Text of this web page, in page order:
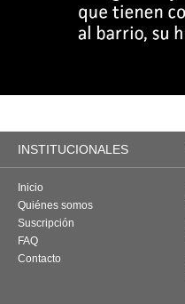
INSTITUCIONALES
Inicio
Quiénes somos
Suscripción
FAQ
Contacto